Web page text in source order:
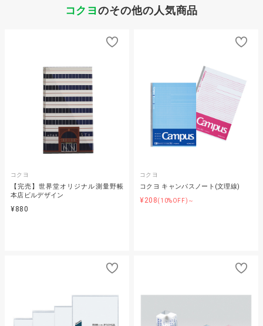
コクヨのその他の人気商品
コクヨ
【完売】世界堂オリジナル測量野帳
本店ビルデザイン
¥880
コクヨ
コクヨ キャンパスノート(文理線)
¥208(10%OFF)～